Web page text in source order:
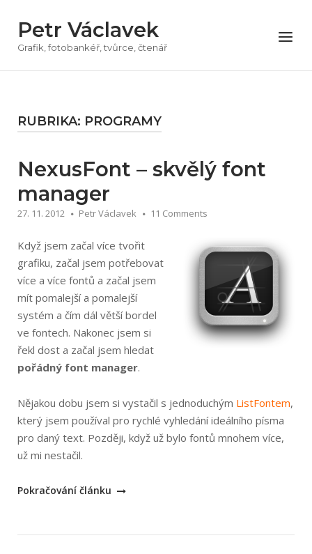
obsah
Petr Václavek
Grafik, fotobankéř, tvůrce, čtenář
Menu
RUBRIKA: PROGRAMY
NexusFont – skvělý font
manager
27. 11. 2012 Petr Václavek 11 Comments
Když jsem začal více tvořit
grafiku, začal jsem potřebovat
více a více fontů a začal jsem
mít pomalejší a pomalejší
systém a čím dál větší bordel
ve fontech. Nakonec jsem si
řekl dost a začal jsem hledat
pořádný font manager.
Nějakou dobu jsem si vystačil s jednoduchým ListFontem,
který jsem používal pro rychlé vyhledání ideálního písma
pro daný text. Později, když už bylo fontů mnohem více,
už mi nestačil.
„NexusFont
Pokračování článku